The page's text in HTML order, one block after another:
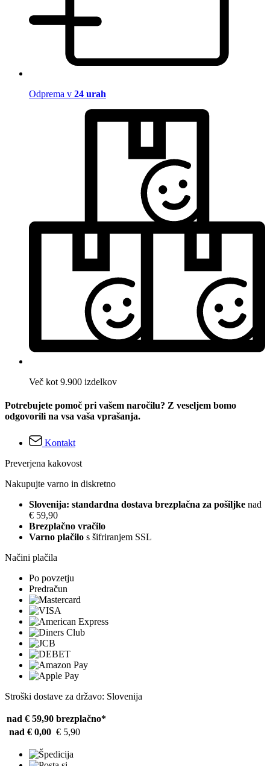
Odprema v 24 urah
Več kot 9.900 izdelkov
Potrebujete pomoč pri vašem naročilu? Z veseljem bomo
odgovorili na vsa vaša vprašanja.
Kontakt
Preverjena kakovost
Nakupujte varno in diskretno
Slovenija: standardna dostava brezplačna za pošiljke nad
€ 59,90
Brezplačno vračilo
Varno plačilo s šifriranjem SSL
Načini plačila
Po povzetju
Predračun
Stroški dostave za državo: Slovenija
nad € 59,90 brezplačno*
nad € 0,00 € 5,90